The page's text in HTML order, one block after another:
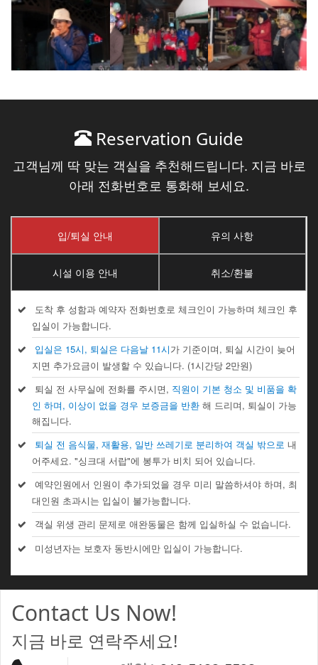
Reservation Guide
고객님께 딱 맞는 객실을 추천해드립니다. 지금 바로
아래 전화번호로 통화해 보세요.
입/퇴실 안내 유의 사항
시설 이용 안내 취소/환불
도착 후 성함과 예약자 전화번호로 체크인이 가능하며 체크인 후
입실이 가능합니다.
입실은 15시, 퇴실은 다음날 11시가 기준이며, 퇴실 시간이 늦어
지면 추가요금이 발생할 수 있습니다. (1시간당 2만원)
퇴실 전 사무실에 전화를 주시면, 직원이 기본 청소 및 비품을 확
인 하며, 이상이 없을 경우 보증금을 반환해 드리며, 퇴실이 가능
해집니다.
퇴실 전 음식물, 재활용, 일반 쓰레기로 분리하여 객실 밖으로 내
어주세요. "싱크대 서랍"에 봉투가 비치 되어 있습니다.
예약인원에서 인원이 추가되었을 경우 미리 말씀하셔야 하며, 최
대인원 초과시는 입실이 불가능합니다.
객실 위생 관리 문제로 애완동물은 함께 입실하실 수 없습니다.
미성년자는 보호자 동반시에만 입실이 가능합니다.
Contact Us Now!
지금 바로 연락주세요!